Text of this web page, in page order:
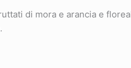
di mora e arancia e